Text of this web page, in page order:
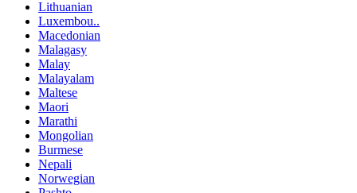
Lithuanian
Luxembou..
Macedonian
Malagasy
Malay
Malayalam
Maltese
Maori
Marathi
Mongolian
Burmese
Nepali
Norwegian